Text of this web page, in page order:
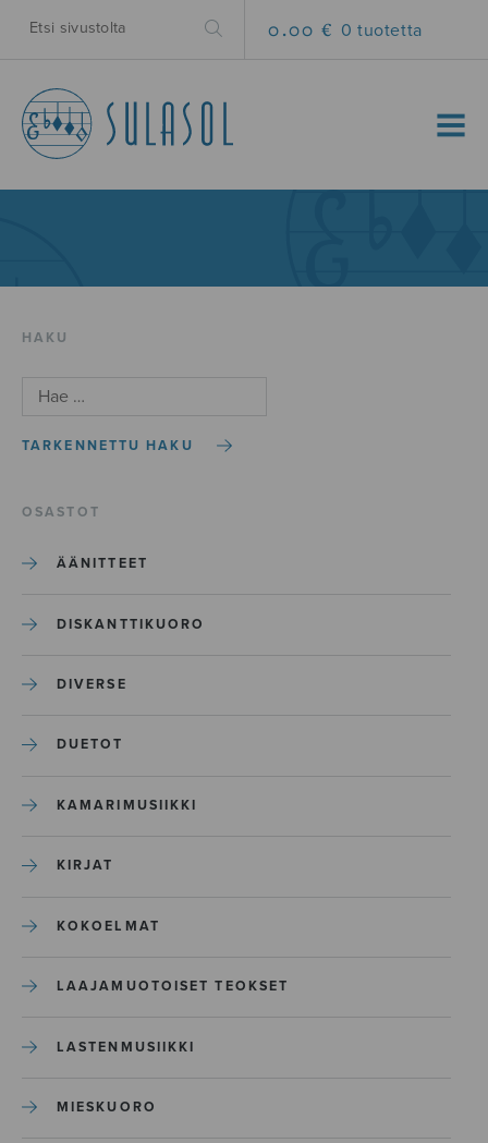
0.00 € 0 tuotetta
MENU
HAKU
TARKENNETTU HAKU
OSASTOT
ÄÄNITTEET
DISKANTTIKUORO
DIVERSE
DUETOT
KAMARIMUSIIKKI
KIRJAT
KOKOELMAT
LAAJAMUOTOISET TEOKSET
LASTENMUSIIKKI
MIESKUORO